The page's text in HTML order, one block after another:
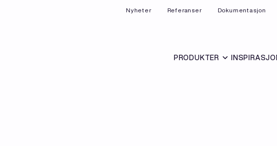
Nyheter Referanser Dokumentasjon
PRODUKTER